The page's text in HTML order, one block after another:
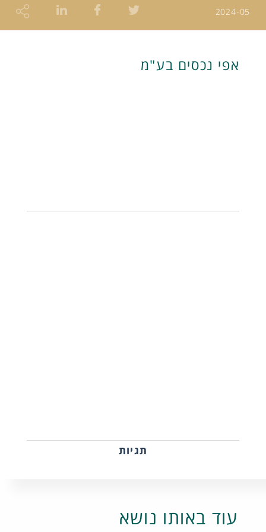
2024-05
אפי נכסים בע"מ
תגיות
עוד באותו נושא